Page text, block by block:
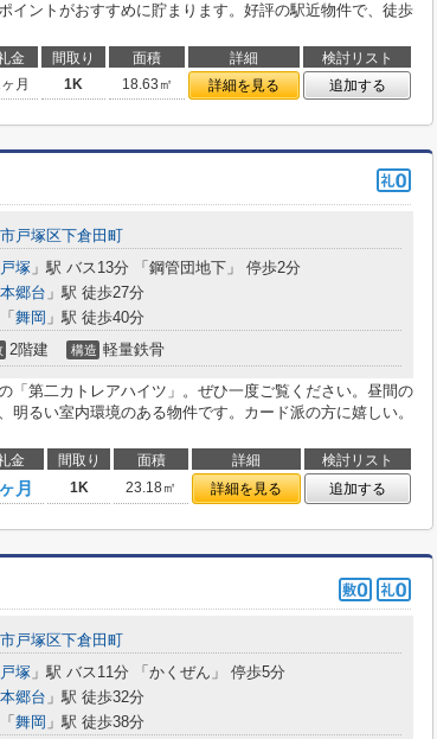
イントがおすすめに貯まります。好評の駅近物件で、徒歩
金 間取り 面積 詳細
検討リスト
月 1K 18.63㎡ 詳細を見る 追加する
戸塚区下倉田町
戸塚 」駅 バス13分 「鋼管団地下」 停歩2分
本郷台 」駅 徒歩27分
「 舞岡 」駅 徒歩40分
2階建 構造 軽量鉄骨
「第二カトレアハイツ」。ぜひ一度ご覧ください。昼間の
明るい室内環境のある物件です。カード派の方に嬉しい。
金 間取り 面積 詳細
検討リスト
月 1K 23.18㎡ 詳細を見る 追加する
戸塚区下倉田町
戸塚 」駅 バス11分 「かくぜん」 停歩5分
本郷台 」駅 徒歩32分
「 舞岡 」駅 徒歩38分